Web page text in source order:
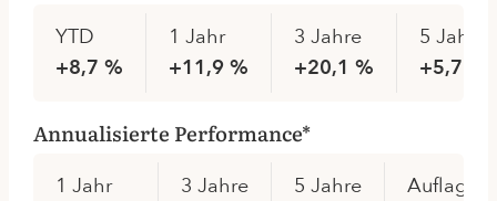
YTD
+8,7 %
1 Jahr
+11,9 %
3 Jahre
+20,1 %
5 Jahre
+5,7 %
Annualisierte Performance*
1 Jahr
3 Jahre
5 Jahre
Auflage